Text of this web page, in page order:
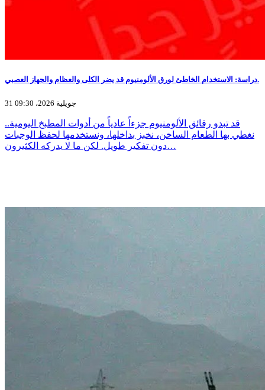
دراسة: الاستخدام الخاطئ لورق الألومنيوم قد يضر الكلى والعظام والجهاز العصبي.
31 جويلية 2026، 09:30
قد تبدو رقائق الألومنيوم جزءاً عادياً من أدوات المطبخ اليومية..
نغطي بها الطعام الساخن، نخبز بداخلها، ونستخدمها لحفظ الوجبات
دون تفكير طويل. لكن ما لا يدركه الكثيرون…